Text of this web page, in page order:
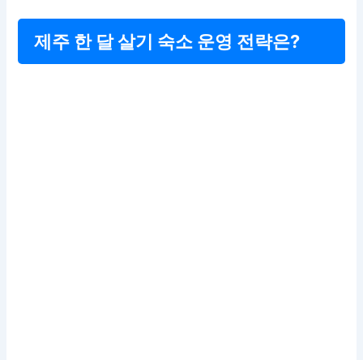
제주 한 달 살기 숙소 운영 전략은?